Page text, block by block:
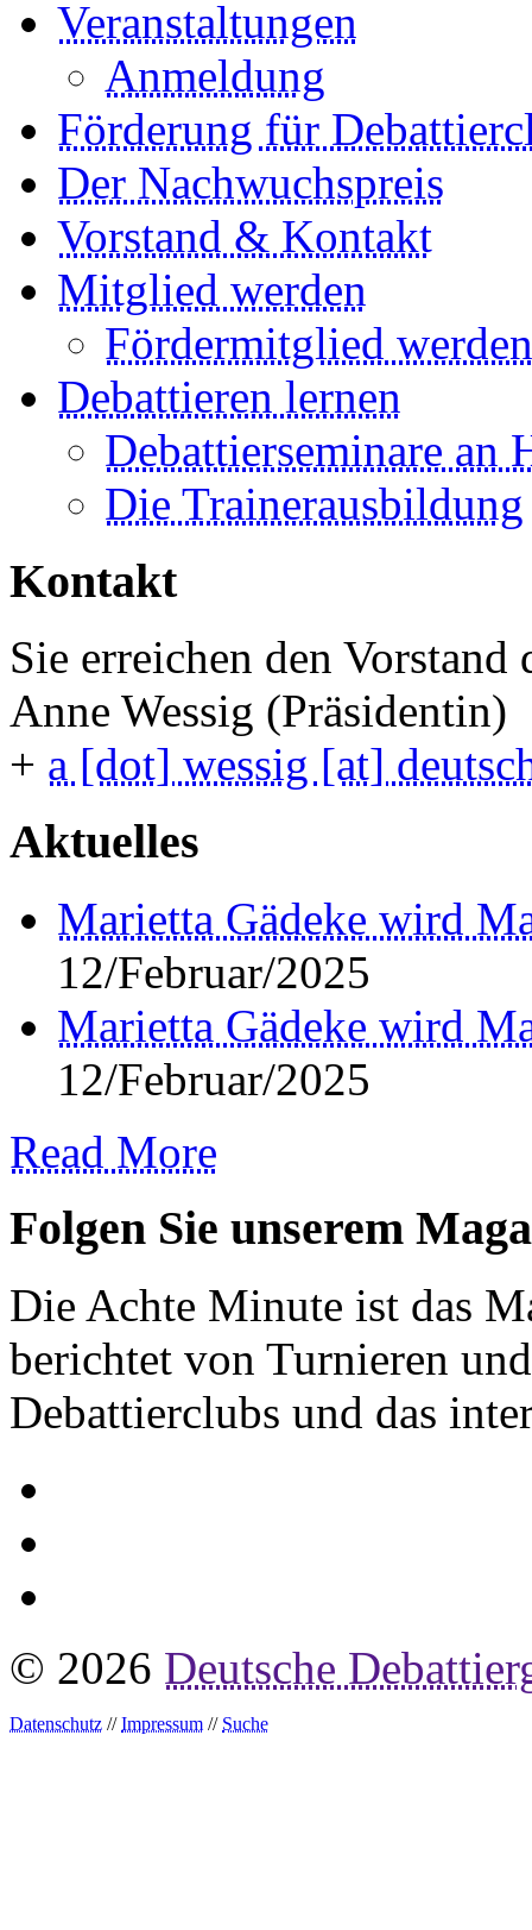
Veranstaltungen
Anmeldung
Förderung für
Der Nachwuchspreis
Vorstand & Kontakt
Mitglied werden
Fördermitglied werden
Debattieren lernen
Debattierseminare an
Die Trainerausbildung
Kontakt
Sie erreichen den
Anne Wessig (Präsidentin)
+ a [dot] wessig [at]
Aktuelles
Marietta Gädeke wird
12/Februar/2025
Marietta Gädeke wird
12/Februar/2025
Read More
Folgen Sie unserem
Die Achte Minute ist das
berichtet von Turnieren
Debattierclubs und das
© 2026 Deutsche
Datenschutz //Impressum // Suche